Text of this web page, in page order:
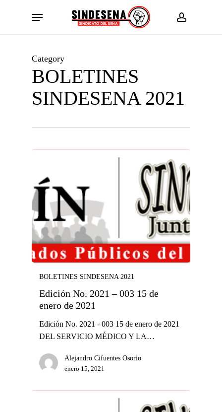
account
Menu
Category
BOLETINES
SINDESENA 2021
BOLETINES SINDESENA 2021
Edición No. 2021 – 003 15 de
enero de 2021
Edición No. 2021 - 003 15 de enero de 2021
DEL SERVICIO MÉDICO Y LA…
Alejandro Cifuentes Osorio
enero 15, 2021